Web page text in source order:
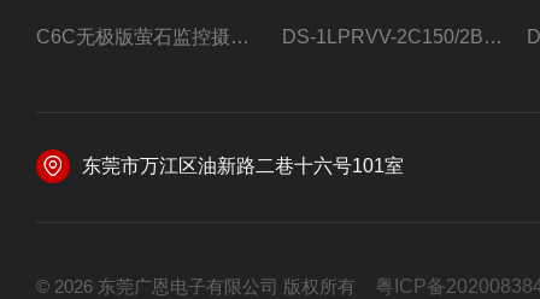
C6C无极版萤石监控摄像头 DS-1LPRVV-2C150/2B监控室外夜视高清电源线护套线200米/卷
东莞市万江区油新路二巷十六号101室
© 2026 东莞广恩电子有限公司 版权所有 粤ICP备